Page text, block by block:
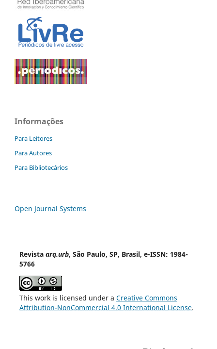
Informações
Para Leitores
Para Autores
Para Bibliotecários
Open Journal Systems
Revista arq.urb, São Paulo, SP, Brasil, e-ISSN: 1984-
5766
This work is licensed under a Creative Commons
Attribution-NonCommercial 4.0 International License.